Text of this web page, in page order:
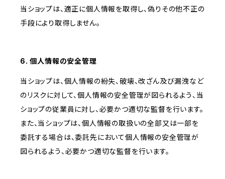
当ショップは、適正に個人情報を取得し、偽りその他不正の
手段により取得しません。
6. 個人情報の安全管理
当ショップは、個人情報の紛失、破壊、改ざん及び漏洩など
のリスクに対して、個人情報の安全管理が図られるよう、当
ショップの従業員に対し、必要かつ適切な監督を行います。
また、当ショップは、個人情報の取扱いの全部又は一部を
委託する場合は、委託先において個人情報の安全管理が
図られるよう、必要かつ適切な監督を行います。